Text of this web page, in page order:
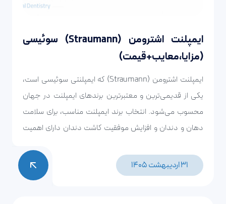
ایمپلنت اشترومن (Straumann) سوئیسی
(مزایا،معایب+قیمت)
ایمپلنت اشترومن (Straumann) که ایمپلنتی سوئیسی است،
یکی از قدیمی‌ترین و معتبرترین برندهای ایمپلنت در جهان
محسوب می‌شود. انتخاب برند ایمپلنت مناسب، برای سلامت
دهان و دندان و افزایش موفقیت کاشت دندان دارای اهمیت
31 اردیبهشت 1405